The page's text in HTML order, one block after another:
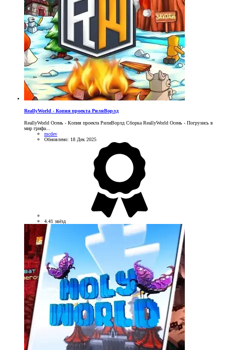
ReallyWorld - Копия проекта РилиВорлд
ReallyWorld Осень - Копия проекта РилиВорлд Сборка ReallyWorld Осень - Погрузись в
мир грифа...
mcdev
Обновлено: 18 Дек 2025
4.41 звёзд